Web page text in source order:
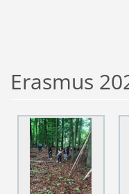
Erasmus